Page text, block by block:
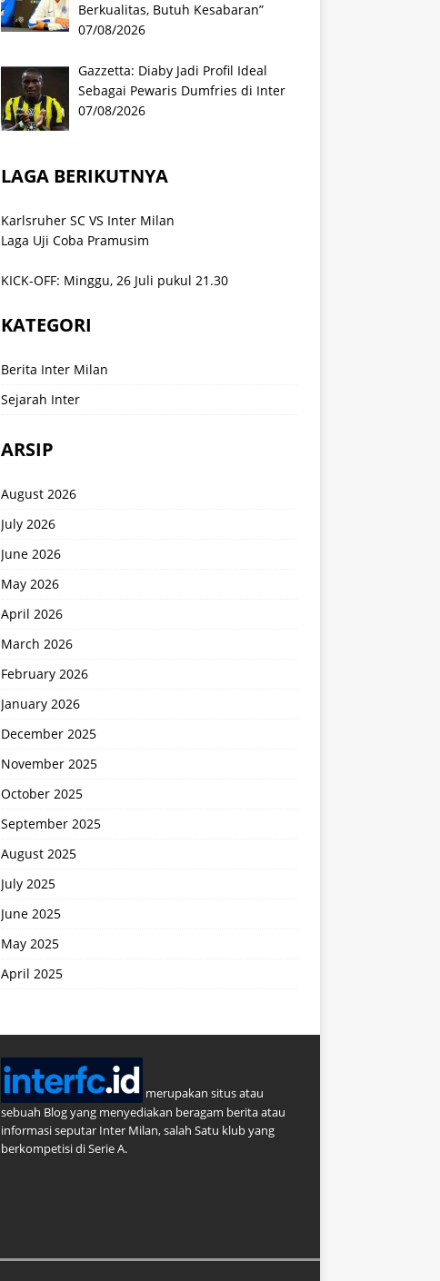
Berkualitas, Butuh Kesabaran”
07/08/2026
Gazzetta: Diaby Jadi Profil Ideal
Sebagai Pewaris Dumfries di Inter
07/08/2026
LAGA BERIKUTNYA
Karlsruher SC VS Inter Milan
Laga Uji Coba Pramusim
KICK-OFF: Minggu, 26 Juli pukul 21.30
KATEGORI
Berita Inter Milan
Sejarah Inter
ARSIP
August 2026
July 2026
June 2026
May 2026
April 2026
March 2026
February 2026
January 2026
December 2025
November 2025
October 2025
September 2025
August 2025
July 2025
June 2025
May 2025
April 2025
merupakan situs atau
sebuah Blog yang menyediakan beragam berita atau
informasi seputar Inter Milan, salah Satu klub yang
berkompetisi di Serie A.